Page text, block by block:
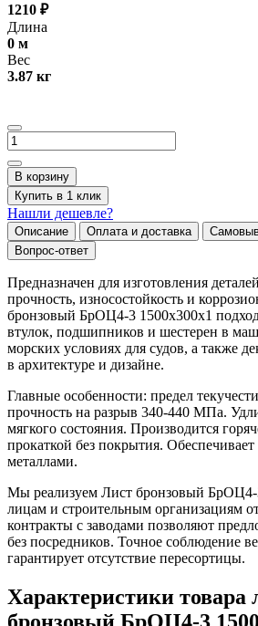
1210 ₽
Длина
0 м
Вес
3.87 кг
В корзину
Купить в 1 клик
Нашли дешевле?
Описание Оплата и доставка
Вопрос-ответ
Предназначен для изготовления
прочность, износостойкость и
бронзовый БрОЦ4-3 1500х300х1
втулок, подшипников и шестерен в
морских условиях для судов, а также
в архитектуре и дизайне.
Главные особенности: предел
прочность на разрыв 340-440 МПа.
мягкого состояния. Производится
прокаткой без покрытия. Обеспечивает
металлами.
Мы реализуем Лист бронзовый БрОЦ4-
лицам и строительным организациям
контракты с заводами позволяют
без посредников. Точное соблюдение
гарантирует отсутствие пересортицы.
Характеристики товара
бронзовый БрОЦ4-3